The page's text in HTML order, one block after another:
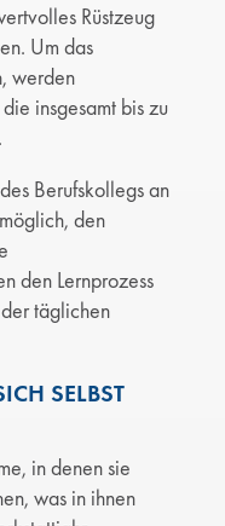
Rüstzeug
Um das
werden
insgesamt bis zu
Berufskollegs an
den
den Lernprozess
täglichen
SELBST
in denen sie
was in ihnen